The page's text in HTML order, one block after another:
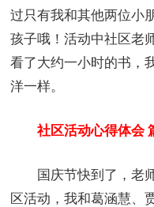
过只有我和其他两位小
孩子哦！活动中社区老
看了大约一小时的书，
洋一样。
社区活动心得体会
国庆节快到了，老师
区活动，我和葛涵慧、